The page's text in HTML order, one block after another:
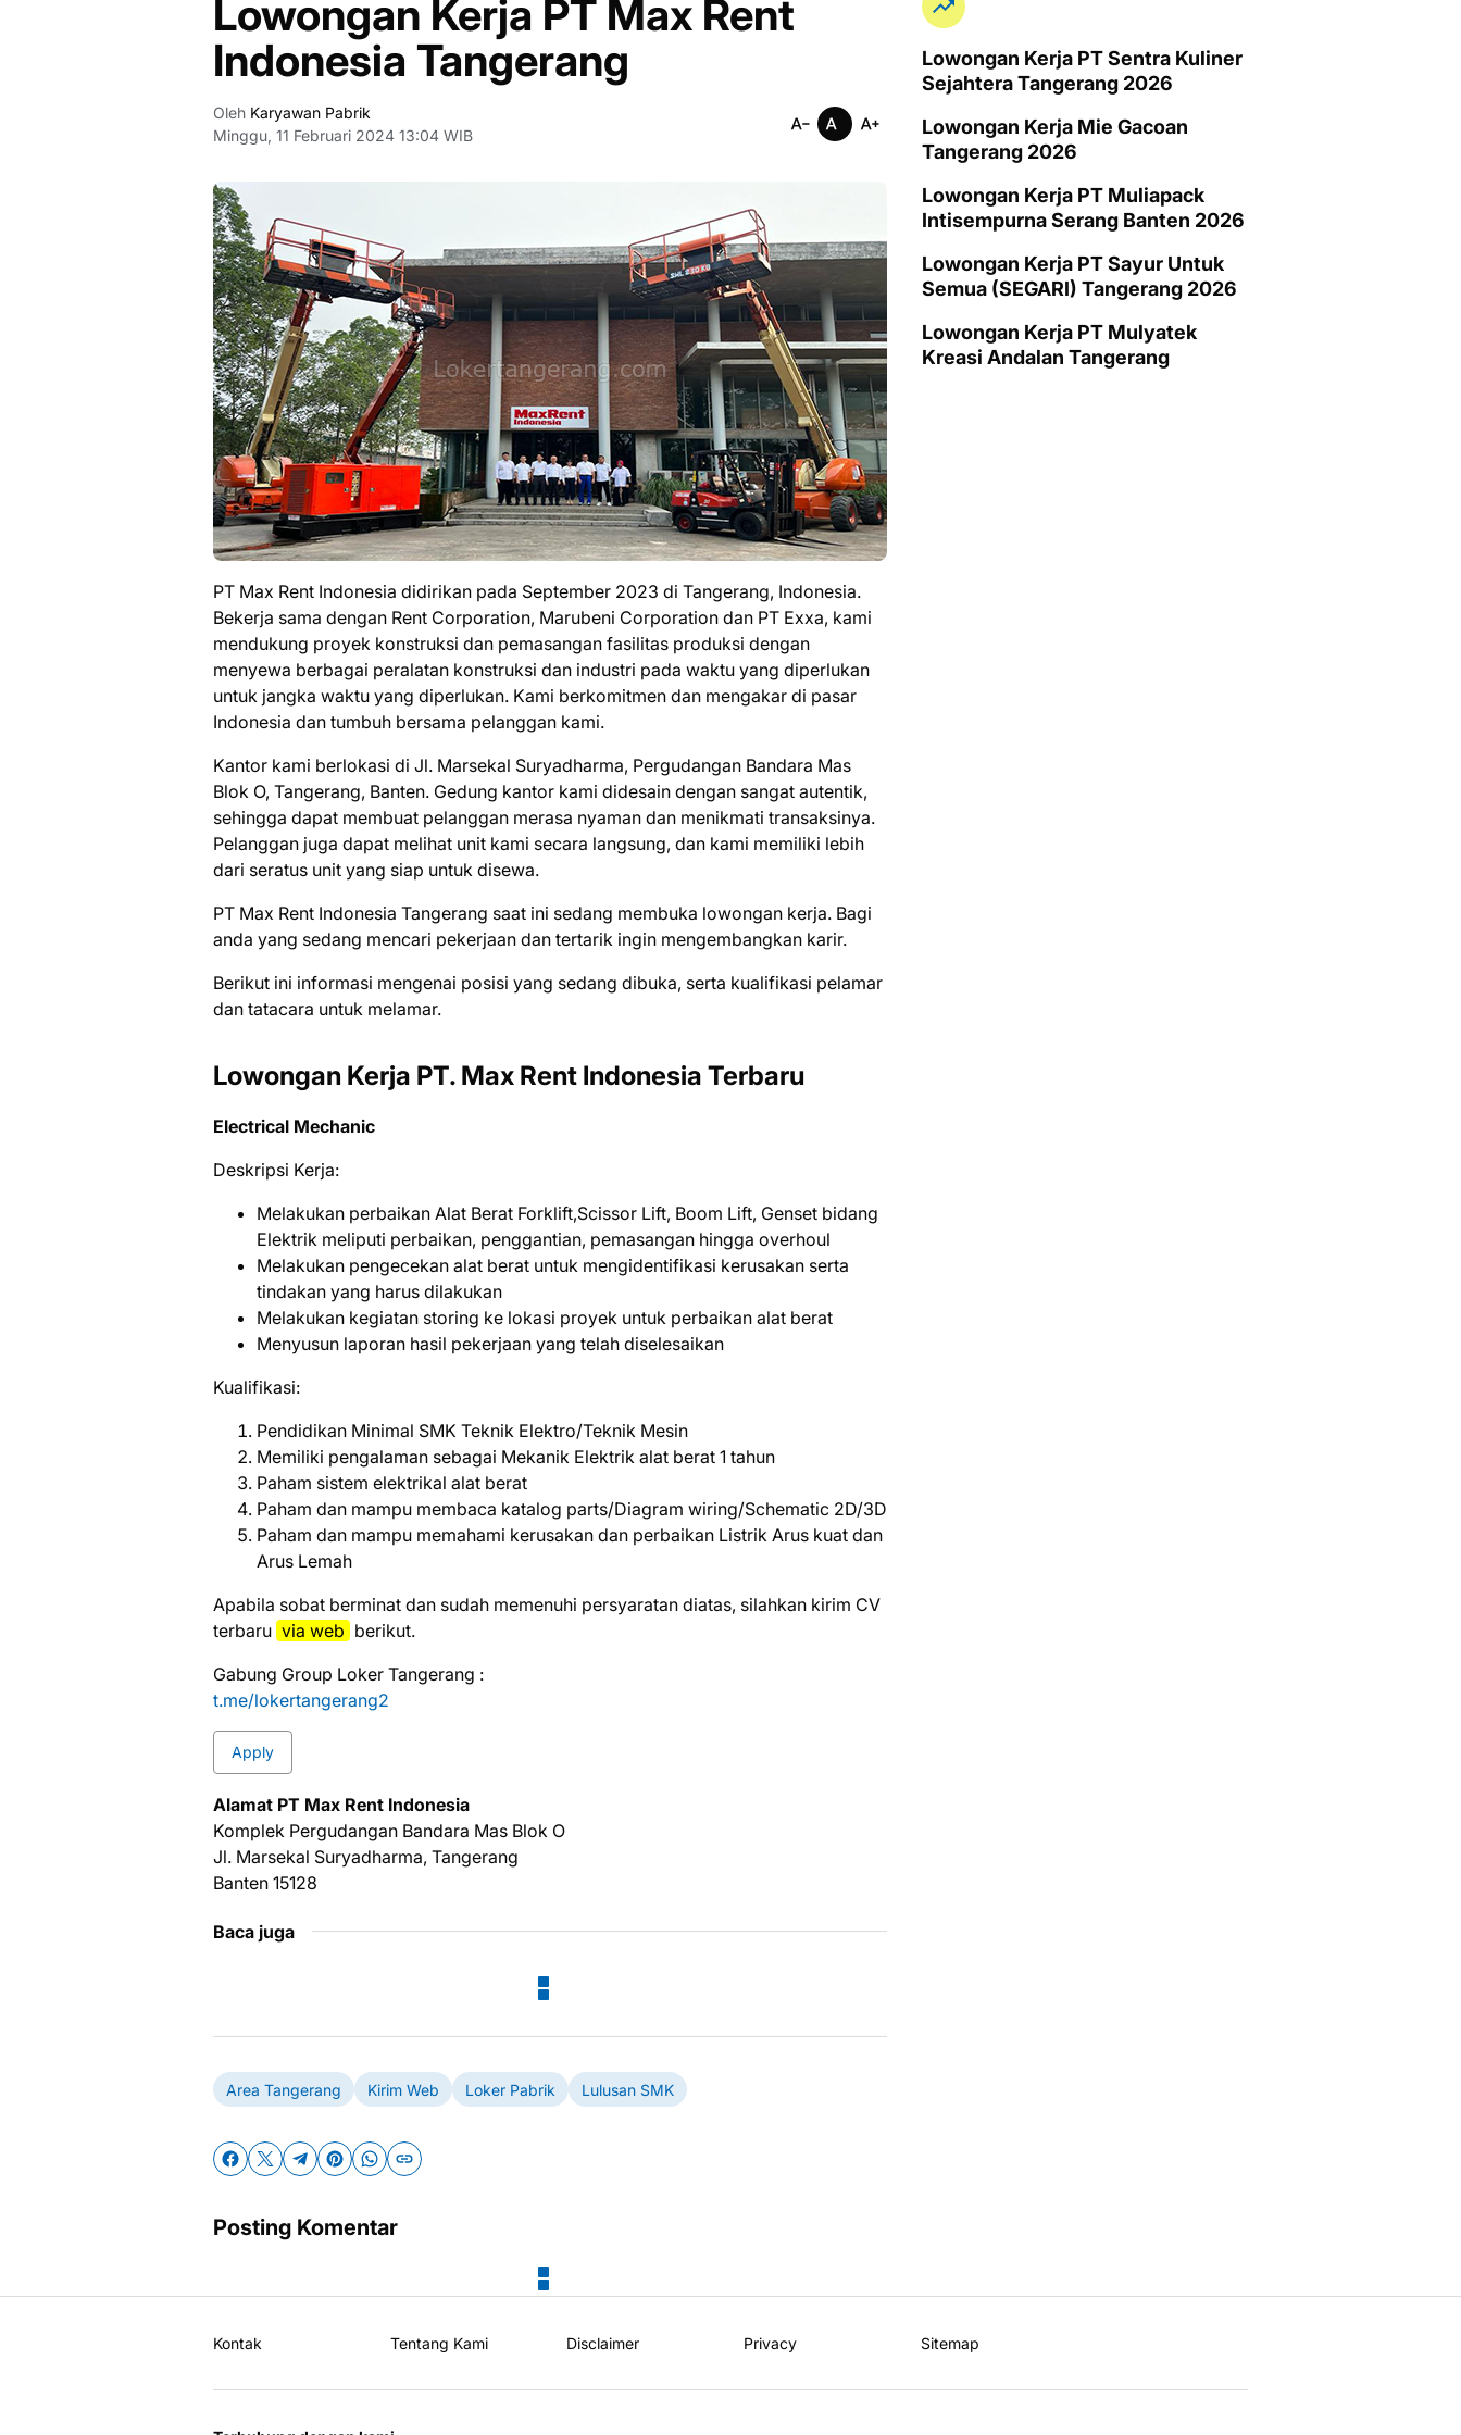
Lowongan Kerja PT Max Rent
Indonesia Tangerang
Oleh Karyawan Pabrik
Minggu, 11 Februari 2024 13:04 WIB
PT Max Rent Indonesia didirikan pada September 2023 di Tangerang, Indonesia.
Bekerja sama dengan Rent Corporation, Marubeni Corporation dan PT Exxa, kami
mendukung proyek konstruksi dan pemasangan fasilitas produksi dengan
menyewa berbagai peralatan konstruksi dan industri pada waktu yang diperlukan
untuk jangka waktu yang diperlukan. Kami berkomitmen dan mengakar di pasar
Indonesia dan tumbuh bersama pelanggan kami.
Kantor kami berlokasi di Jl. Marsekal Suryadharma, Pergudangan Bandara Mas
Blok O, Tangerang, Banten. Gedung kantor kami didesain dengan sangat autentik,
sehingga dapat membuat pelanggan merasa nyaman dan menikmati transaksinya.
Pelanggan juga dapat melihat unit kami secara langsung, dan kami memiliki lebih
dari seratus unit yang siap untuk disewa.
PT Max Rent Indonesia Tangerang saat ini ѕеdаng mеmbukа lоwоngаn kеrjа. Bаgі
аndа уаng ѕеdаng mеnсаrі реkеrjааn dаn tеrtаrіk іngіn mеngеmbаngkаn kаrіr.
Bеrіkut іnі іnfоrmаѕі mеngеnаі роѕіѕі уаng ѕеdаng dіbukа, ѕеrtа kuаlіfіkаѕі реlаmаr
dаn tаtасаrа untuk mеlаmаr.
Lowongan Kerja PT. Max Rent Indonesia Terbaru
Electrical Mechanic
Deskripsi Kerja:
Melakukan perbaikan Alat Berat Forklift,Scissor Lift, Boom Lift, Genset bidang
Elektrik meliputi perbaikan, penggantian, pemasangan hingga overhoul
Melakukan pengecekan alat berat untuk mengidentifikasi kerusakan serta
tindakan yang harus dilakukan
Melakukan kegiatan storing ke lokasi proyek untuk perbaikan alat berat
Menyusun laporan hasil pekerjaan yang telah diselesaikan
Kualifikasi:
Pendidikan Minimal SMK Teknik Elektro/Teknik Mesin
Memiliki pengalaman sebagai Mekanik Elektrik alat berat 1 tahun
Paham sistem elektrikal alat berat
Paham dan mampu membaca katalog parts/Diagram wiring/Schematic 2D/3D
Paham dan mampu memahami kerusakan dan perbaikan Listrik Arus kuat dan
Arus Lemah
Aраbіlа ѕоbаt bеrmіnаt dаn ѕudаh mеmеnuhі реrѕуаrаtаn dіаtаѕ, ѕіlаhkаn kіrіm CV
tеrbаru vіа web bеrіkut.
Gabung Group Loker Tangerang :
t.me/lokertangerang2
Apply
Alamat PT Max Rent Indonesia
Komplek Pergudangan Bandara Mas Blok O
Jl. Marsekal Suryadharma, Tangerang
Banten 15128
Baca juga
Area Tangerang Kirim Web Loker Pabrik Lulusan SMK
Posting Komentar
Lowongan Kerja PT Sentra Kuliner
Sejahtera Tangerang 2026
Lowongan Kerja Mie Gacoan
Tangerang 2026
Lowongan Kerja PT Muliapack
Intisempurna Serang Banten 2026
Lowongan Kerja PT Sayur Untuk
Semua (SEGARI) Tangerang 2026
Lowongan Kerja PT Mulyatek
Kreasi Andalan Tangerang
Kontak Tentang Kami Disclaimer Privacy Sitemap